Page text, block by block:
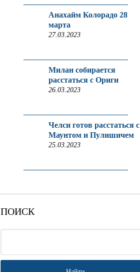
Анахайм Колорадо 28
марта
27.03.2023
Милан собирается
расстаться с Ориги
26.03.2023
Челси готов расстаться с
Маунтом и Пулишичем
25.03.2023
ПОИСК